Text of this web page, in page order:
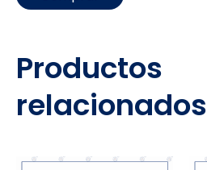
Productos
relacionados